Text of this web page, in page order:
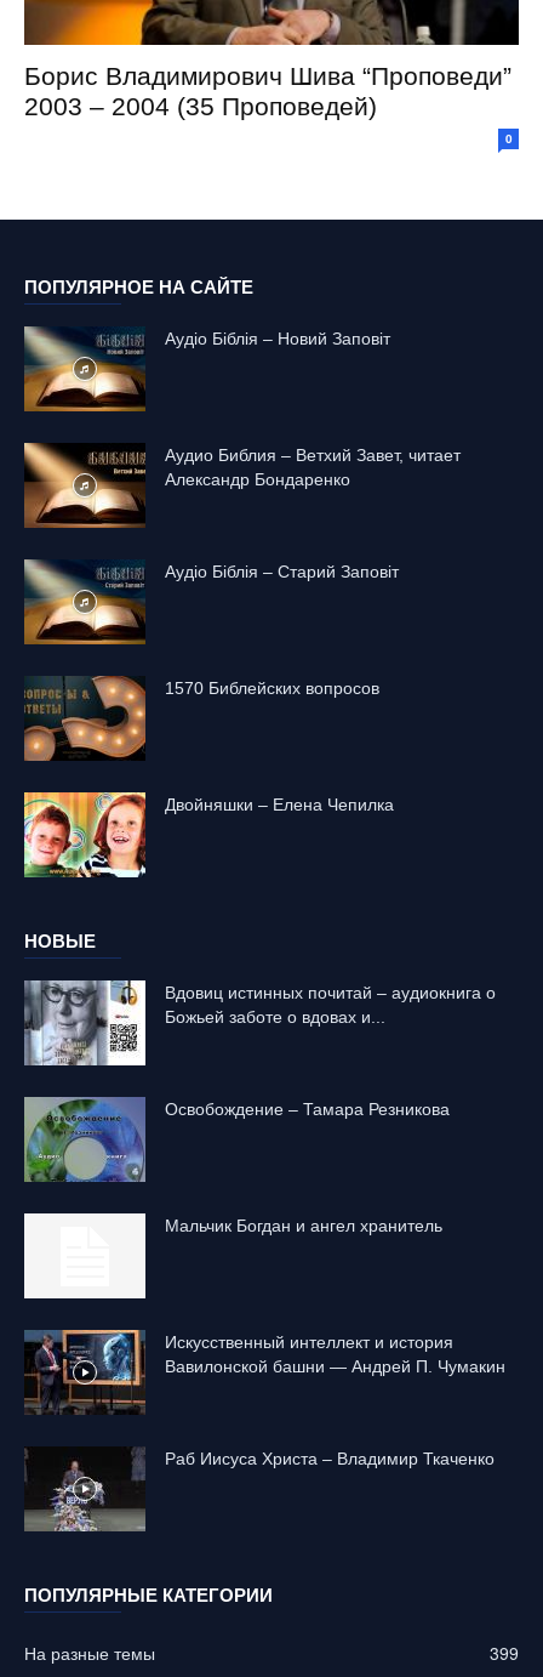
Борис Владимирович Шива “Проповеди”
2003 – 2004 (35 Проповедей)
0
ПОПУЛЯРНОЕ НА САЙТЕ
Аудіо Біблія – Новий Заповіт
Аудио Библия – Ветхий Завет, читает
Александр Бондаренко
Аудіо Біблія – Старий Заповіт
1570 Библейских вопросов
Двойняшки – Елена Чепилка
НОВЫЕ
Вдовиц истинных почитай – аудиокнига о
Божьей заботе о вдовах и...
Освобождение – Тамара Резникова
Mальчик Богдан и ангел хранитель
Искусственный интеллект и история
Вавилонской башни — Андрей П. Чумакин
Раб Иисуса Христа – Владимир Ткаченко
ПОПУЛЯРНЫЕ КАТЕГОРИИ
На разные темы
399